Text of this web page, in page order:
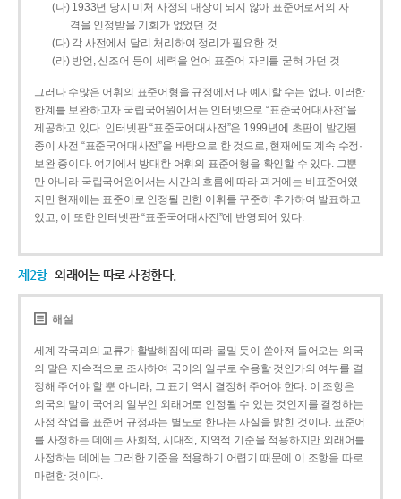
(나) 1933년 당시 미처 사정의 대상이 되지 않아 표준어로서의 자
격을 인정받을 기회가 없었던 것
(다) 각 사전에서 달리 처리하여 정리가 필요한 것
(라) 방언, 신조어 등이 세력을 얻어 표준어 자리를 굳혀 가던 것
그러나 수많은 어휘의 표준어형을 규정에서 다 예시할 수는 없다. 이러한
한계를 보완하고자 국립국어원에서는 인터넷으로 “표준국어대사전”을
제공하고 있다. 인터넷판 “표준국어대사전”은 1999년에 초판이 발간된
종이 사전 “표준국어대사전”을 바탕으로 한 것으로, 현재에도 계속 수정·
보완 중이다. 여기에서 방대한 어휘의 표준어형을 확인할 수 있다. 그뿐
만 아니라 국립국어원에서는 시간의 흐름에 따라 과거에는 비표준어였
지만 현재에는 표준어로 인정될 만한 어휘를 꾸준히 추가하여 발표하고
있고, 이 또한 인터넷판 “표준국어대사전”에 반영되어 있다.
제2항 외래어는 따로 사정한다.
해설
세계 각국과의 교류가 활발해짐에 따라 물밀 듯이 쏟아져 들어오는 외국
의 말은 지속적으로 조사하여 국어의 일부로 수용할 것인가의 여부를 결
정해 주어야 할 뿐 아니라, 그 표기 역시 결정해 주어야 한다. 이 조항은
외국의 말이 국어의 일부인 외래어로 인정될 수 있는 것인지를 결정하는
사정 작업을 표준어 규정과는 별도로 한다는 사실을 밝힌 것이다. 표준어
를 사정하는 데에는 사회적, 시대적, 지역적 기준을 적용하지만 외래어를
사정하는 데에는 그러한 기준을 적용하기 어렵기 때문에 이 조항을 따로
마련한 것이다.